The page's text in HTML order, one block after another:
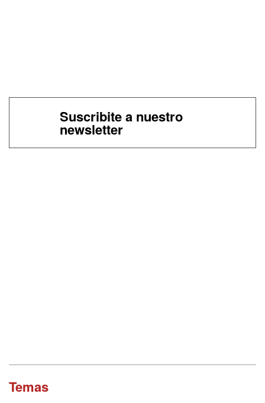
Suscribite a nuestro
newsletter
Temas